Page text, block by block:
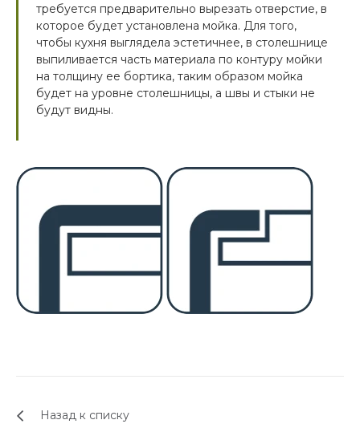
требуется предварительно вырезать отверстие, в
которое будет установлена мойка. Для того,
чтобы кухня выглядела эстетичнее, в столешнице
выпиливается часть материала по контуру мойки
на толщину ее бортика, таким образом мойка
будет на уровне столешницы, а швы и стыки не
будут видны.
Назад к списку